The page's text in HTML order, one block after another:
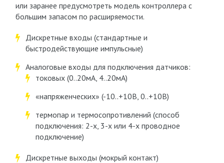
или заранее предусмотреть модель контроллера с
большим запасом по расширяемости.
Дискретные входы (стандартные и
быстродействующие импульсные)
Аналоговые входы для подключения датчиков:
токовых (0..20мА, 4..20мА)
«напряженческих» (-10..+10В, 0..+10В)
термопар и термосопротивлений (способ
подключения: 2-х, 3-х или 4-х проводное
подключение)
Дискретные выходы (мокрый контакт)